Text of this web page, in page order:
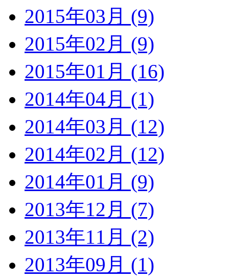
2015年03月 (9)
2015年02月 (9)
2015年01月 (16)
2014年04月 (1)
2014年03月 (12)
2014年02月 (12)
2014年01月 (9)
2013年12月 (7)
2013年11月 (2)
2013年09月 (1)